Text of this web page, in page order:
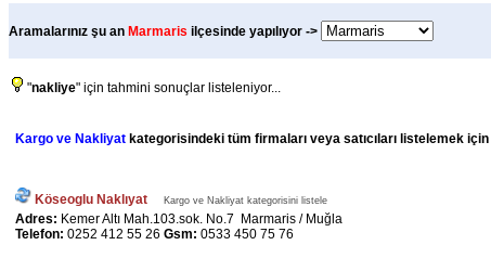
Aramalarınız şu an Marmaris ilçesinde yapılıyor ->
"nakliye" için tahmini sonuçlar listeleniyor...
Kargo ve Nakliyat kategorisindeki tüm firmaları veya satıcıları listelemek için
Köseoglu Naklıyat Kargo ve Nakliyat kategorisini listele
Adres: Kemer Altı Mah.103.sok. No.7 Marmaris / Muğla
Telefon: 0252 412 55 26 Gsm: 0533 450 75 76